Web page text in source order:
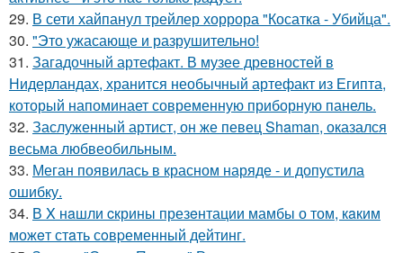
29. В сети хайпанул трейлер хоррора "Косатка - Убийца".
30. "Это ужасающе и разрушительно!
31. Загадочный артефакт. В музее древностей в
Нидерландах, хранится необычный артефакт из Египта,
который напоминает современную приборную панель.
32. Заслуженный артист, он же певец Shaman, оказался
весьма любвеобильным.
33. Меган появилась в красном наряде - и допустила
ошибку.
34. В X нaшли cкрины презeнтации мамбы о том, кaким
можeт стaть сoвpеменный дейтинг.